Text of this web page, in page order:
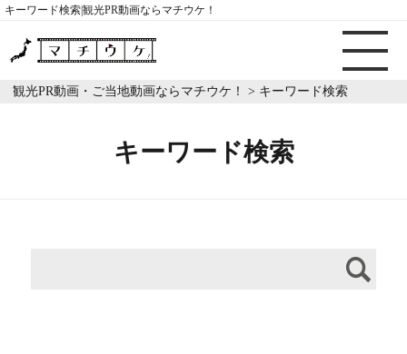
キーワード検索|観光PR動画ならマチウケ！
観光PR動画・ご当地動画ならマチウケ！ > キーワード検索
キーワード検索